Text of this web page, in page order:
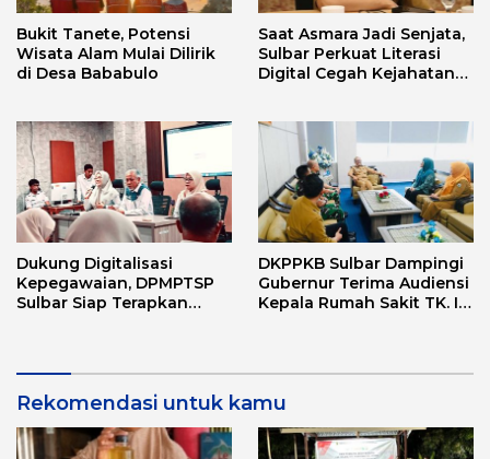
Bukit Tanete, Potensi
Wisata Alam Mulai Dilirik
di Desa Bababulo
Saat Asmara Jadi Senjata,
Sulbar Perkuat Literasi
Digital Cegah Kejahatan
Dukung Digitalisasi
Kepegawaian, DPMPTSP
Sulbar Siap Terapkan
DKPPKB Sulbar Dampingi
Gubernur Terima Audiensi
Kepala Rumah Sakit TK. III
Rekomendasi untuk kamu